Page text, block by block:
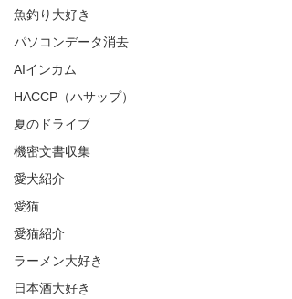
魚釣り大好き
パソコンデータ消去
AIインカム
HACCP（ハサップ）
夏のドライブ
機密文書収集
愛犬紹介
愛猫
愛猫紹介
ラーメン大好き
日本酒大好き